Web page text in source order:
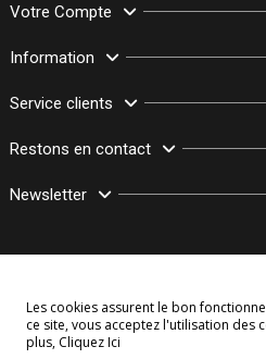
Votre Compte
Information
Service clients
Restons en contact
Newsletter
Les cookies assurent le bon
ce site, vous acceptez l'utilisation des
plus, Cliquez Ici